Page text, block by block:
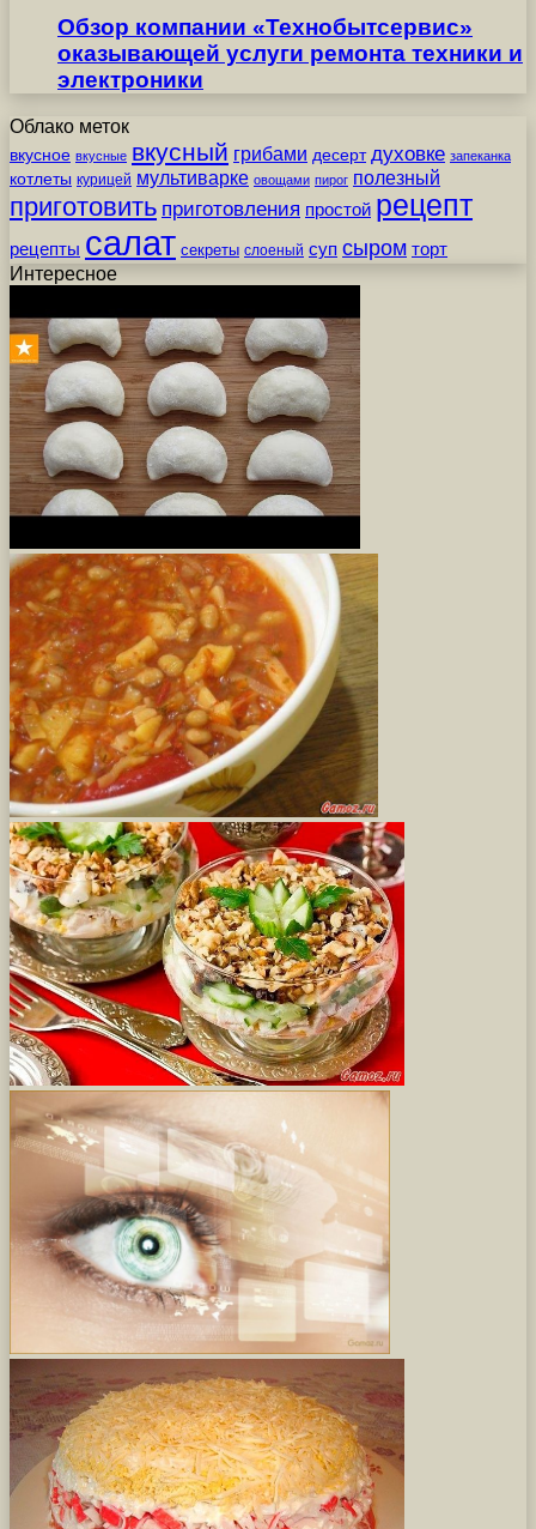
Обзор компании «Технобытсервис»
оказывающей услуги ремонта техники и
электроники
Облако меток
вкусное вкусные вкусный грибами десерт духовке запеканка
котлеты курицей мультиварке овощами пирог полезный
приготовить приготовления простой рецепт
рецепты салат секреты слоеный суп сыром торт
Интересное